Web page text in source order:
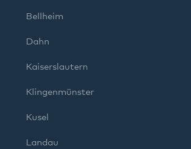
Bellheim
Dahn
Kaiserslautern
Klingenmünster
Kusel
Landau